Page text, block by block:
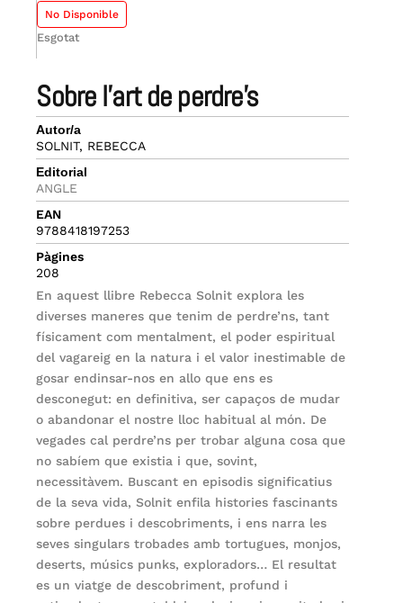
sobre l’art de perdre’s
Autor/a
SOLNIT, REBECCA
Editorial
ANGLE
EAN
9788418197253
Pàgines
208
En aquest llibre Rebecca Solnit explora les
diverses maneres que tenim de perdre’ns, tant
físicament com mentalment, el poder espiritual
del vagareig en la natura i el valor inestimable de
gosar endinsar-nos en allo que ens es
desconegut: en definitiva, ser capaços de mudar
o abandonar el nostre lloc habitual al món. De
vegades cal perdre’ns per trobar alguna cosa que
no sabíem que existia i que, sovint,
necessitàvem. Buscant en episodis significatius
de la seva vida, Solnit enfila histories fascinants
sobre perdues i descobriments, i ens narra les
seves singulars trobades amb tortugues, monjos,
deserts, músics punks, exploradors… El resultat
es un viatge de descobriment, profund i
No Disponible
Esgotat